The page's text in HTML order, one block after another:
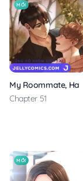
MỚI
My Roommate,
Chapter 51
MỚI